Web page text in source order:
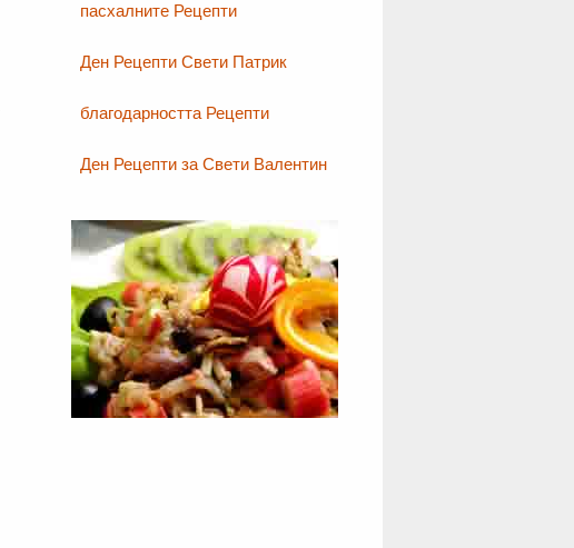
пасхалните Рецепти
Ден Рецепти Свети Патрик
благодарността Рецепти
Ден Рецепти за Свети Валентин